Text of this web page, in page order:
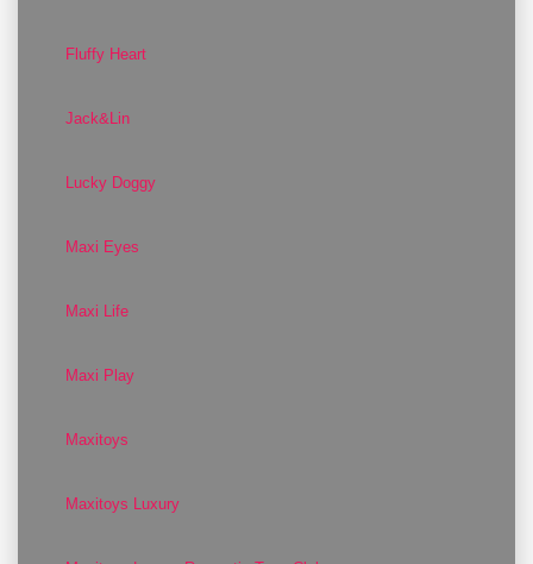
Fluffy Heart
Jack&Lin
Lucky Doggy
Maxi Eyes
Maxi Life
Maxi Play
Maxitoys
Maxitoys Luxury